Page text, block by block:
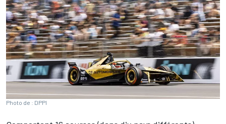
Photo de : DPPI